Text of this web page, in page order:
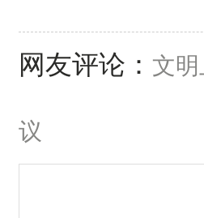
网友评论： 文
议